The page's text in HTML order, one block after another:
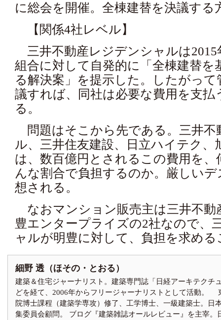
に総会を開催。全棟建替を決議する
【関係4社レベル】
三井不動産レジデンシャルは2015
組合に対して自発的に「全棟建替を
る解決案」を提示した。したがっ
議すれば、同社は必要な費用を支払
る。
問題はそこから先である。三井不
ル、三井住友建設、日立ハイテク、
は、数百億円とされるこの費用を
んな割合で負担するのか。厳しい
想される。
なおマンション販売主は三井不動
豊エンタープライズの2社なので、
ャルが明豊に対して、負担を求め
細野 透（ほその・とおる）
建築＆住宅ジャーナリスト。建築専門誌「日経アーキテクチ
どを経て、2006年からフリージャーナリストとして活動。
院博士課程（建築学専攻）修了、工学博士、一級建築士。日
集委員会顧問。 ブログ『建築雑誌オールレビュー』を主宰。